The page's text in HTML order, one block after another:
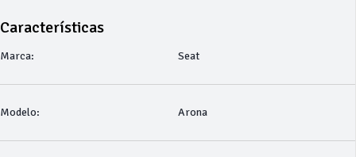
Características
Marca: Seat
Modelo: Arona